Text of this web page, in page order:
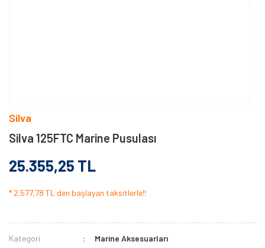
Silva
Silva 125FTC Marine Pusulası
25.355,25 TL
* 2.577,78 TL den başlayan taksitlerle!!
Kategori
Marine Aksesuarları